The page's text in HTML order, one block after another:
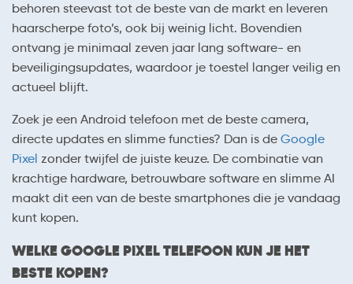
behoren steevast tot de beste van de markt en leveren
haarscherpe foto’s, ook bij weinig licht. Bovendien
ontvang je minimaal zeven jaar lang software- en
beveiligingsupdates, waardoor je toestel langer veilig en
actueel blijft.
Zoek je een Android telefoon met de beste camera,
directe updates en slimme functies? Dan is de Google
Pixel zonder twijfel de juiste keuze. De combinatie van
krachtige hardware, betrouwbare software en slimme AI
maakt dit een van de beste smartphones die je vandaag
kunt kopen.
WELKE GOOGLE PIXEL TELEFOON KUN JE HET
BESTE KOPEN?